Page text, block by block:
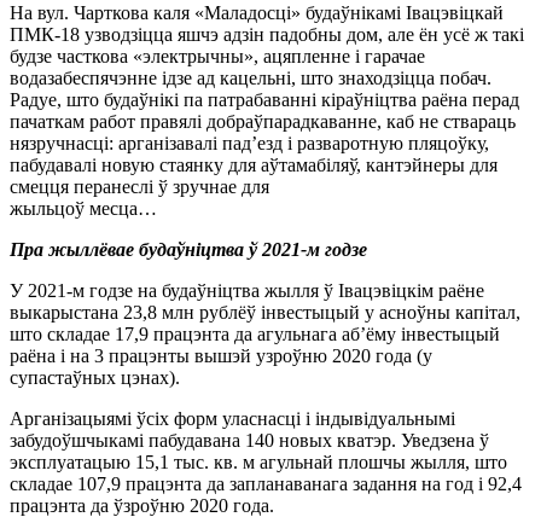
На вул. Чарткова каля «Маладосці» будаўнікамі Івацэвіцкай
ПМК-18 узводзіцца яшчэ адзін падобны дом, але ён усё ж такі
будзе часткова «электрычны», ацяпленне і гарачае
водазабеспячэнне ідзе ад кацельні, што знаходзіцца побач.
Радуе, што будаўнікі па патрабаванні кіраўніцтва раёна перад
пачаткам работ правялі добраўпарадкаванне, каб не ствараць
нязручнасці: арганізавалі пад’езд і разваротную пляцоўку,
пабудавалі новую стаянку для аўтамабіляў, кантэйнеры для
смецця перанеслі ў зручнае для
жыльцоў месца…
Пра жыллёвае будаўніцтва ў 2021-м годзе
У 2021-м годзе на будаўніцтва жылля ў Івацэвіцкім раёне
выкарыстана 23,8 млн рублёў інвестыцый у асноўны капітал,
што складае 17,9 працэнта да агульнага аб’ёму інвестыцый
раёна і на 3 працэнты вышэй узроўню 2020 года (у
супастаўных цэнах).
Арганізацыямі ўсіх форм уласнасці і індывідуальнымі
забудоўшчыкамі пабудавана 140 новых кватэр. Уведзена ў
эксплуатацыю 15,1 тыс. кв. м агульнай плошчы жылля, што
складае 107,9 працэнта да запланаванага задання на год і 92,4
працэнта да ўзроўню 2020 года.